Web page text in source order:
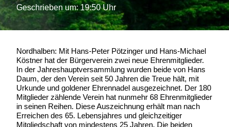
Geschrieben um: 19:50 Uhr
Nordhalben: Mit Hans-Peter Pötzinger und Hans-Michael
Köstner hat der Bürgerverein zwei neue Ehrenmitglieder.
In der Jahreshauptversammlung wurden beide von Hans
Daum, der den Verein seit 50 Jahren die Treue hält, mit
Urkunde und goldener Ehrennadel ausgezeichnet. Der 180
Mitglieder zählende Verein hat nunmehr 68 Ehrenmitglieder
in seinen Reihen. Diese Auszeichnung erhält man nach
Erreichen des 65. Lebensjahres und gleichzeitiger
Mitgliedschaft von mindestens 25 Jahren. Die beiden